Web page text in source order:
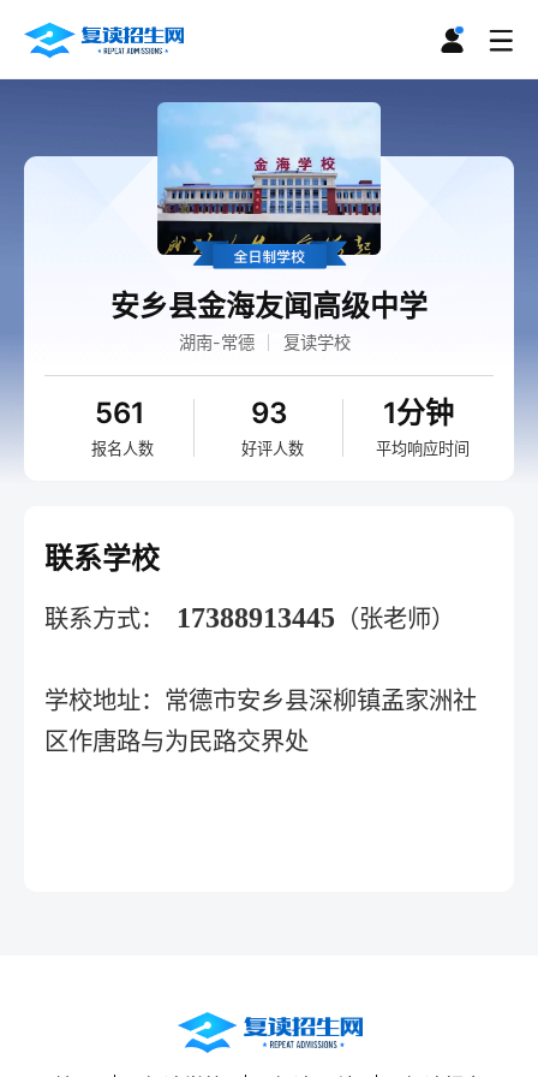
安乡县金海友闻高级中学
湖南-常德 复读学校
561
报名人数
93
好评人数
1分钟
平均响应时间
联系学校
联系方式： 17388913445 （张老师）
学校地址：常德市安乡县深柳镇孟家洲社
区作唐路与为民路交界处